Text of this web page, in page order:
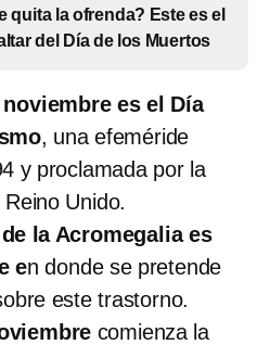
quita la ofrenda? Este es el
del Día de los Muertos
es el Día
, una efeméride
y proclamada por la
Unido.
la Acromegalia es
en donde se pretende
este trastorno.
comienza la